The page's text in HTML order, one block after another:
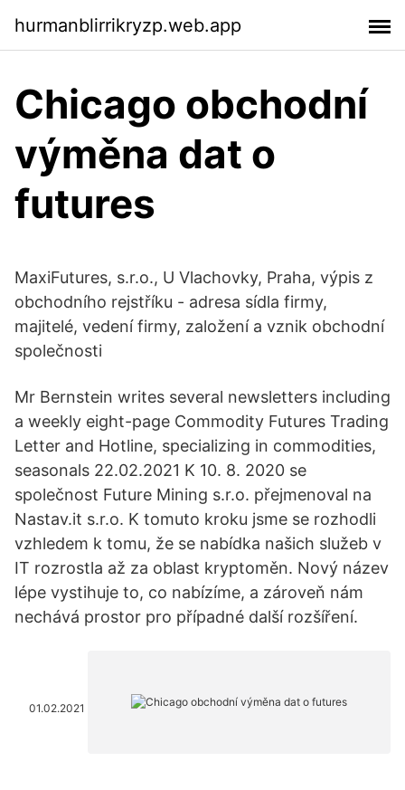
hurmanblirrikryzp.web.app
Chicago obchodní
výměna dat o
futures
MaxiFutures, s.r.o., U Vlachovky, Praha, výpis z
obchodního rejstříku - adresa sídla firmy,
majitelé, vedení firmy, založení a vznik obchodní
společnosti
Mr Bernstein writes several newsletters including
a weekly eight-page Commodity Futures Trading
Letter and Hotline, specializing in commodities,
seasonals 22.02.2021 K 10. 8. 2020 se
společnost Future Mining s.r.o. přejmenoval na
Nastav.it s.r.o. K tomuto kroku jsme se rozhodli
vzhledem k tomu, že se nabídka našich služeb v
IT rozrostla až za oblast kryptoměn. Nový název
lépe vystihuje to, co nabízíme, a zároveň nám
nechává prostor pro případné další rozšíření.
01.02.2021